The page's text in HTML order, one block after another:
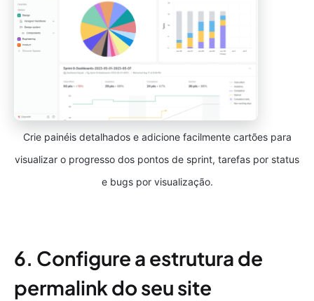
Crie painéis detalhados e adicione facilmente cartões para
visualizar o progresso dos pontos de sprint, tarefas por status
e bugs por visualização.
6. Configure a estrutura de
permalink do seu site